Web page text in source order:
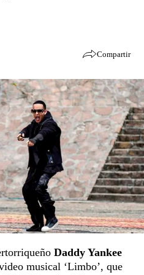
Compartir
Daddy Yankee
musical ‘Limbo’, que